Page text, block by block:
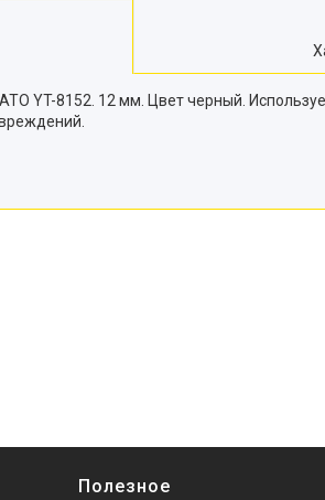
YT-8152. 12 мм. Цвет черный.
Полезное